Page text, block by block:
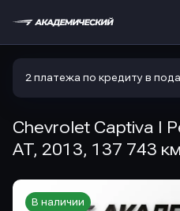
2 платежа по кредиту в
Chevrolet Captiva I
AT, 2013, 137 743
В наличии